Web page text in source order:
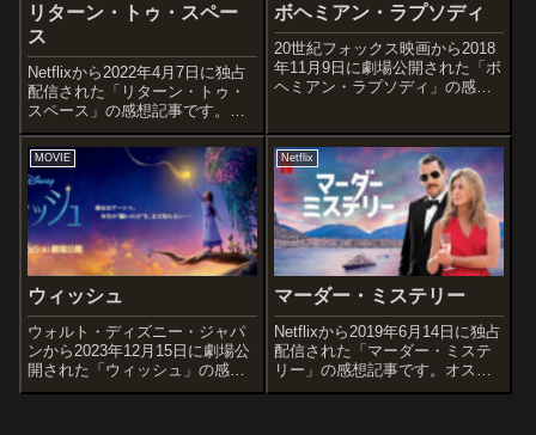
リターン・トゥ・スペー
ス
Netflixから2022年4月7日に独占
配信された「リターン・トゥ・
スペース」の感想記事です。
NASAによる有人宇宙飛行の復
活と、宇宙関連企業「スペース
X」のエンジニアたちや同社の設
立者で実業家のイーロン・マス
ク氏に密着したドキュメンタ
リ...
ボヘミアン・ラプソディ
20世紀フォックス映画から2018
年11月9日に劇場公開された「ボ
ヘミアン・ラプソディ」の感想
で、1991年に45歳の若さでこの
世を去ったフレディ・マーキュ
リーを描いた伝記作品。日本で
も...
MOVIE
ウィッシュ
ウォルト・ディズニー・ジャパ
ンから2023年12月15日に劇場公
開された「ウィッシュ」の感想
記事です。2023年に創立100周
Netflix
マーダー・ミステリー
Netflixから2019年6月14日に独占
配信された「マーダー・ミステ
リー」の感想記事です。オスス
メ度あらすじ＆予告編ニューヨ